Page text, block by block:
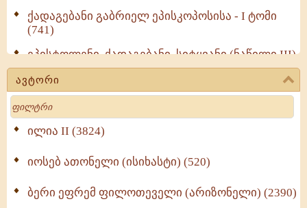
ქადაგებანი გაბრიელ ეპისკოპოსისა - I ტომი
(741)
ეპისტოლენი, ქადაგებანი, სიტყვანი (ნაწილი III)
(723)
მოძღვრის ძალზე სასარგებლო რჩევები
მრევლისათვის (545)
Wisdomge (514)
ქადაგებანი გაბრიელ ეპისკოპოსისა - II ტომი
სულიერი ცხოვრების სახელმძღვანელო -
ავტორი
Search
ილია II (3824)
იოსებ ათონელი (ისიხასტი) (520)
ბერი ეფრემ ფილოთეველი (არიზონელი) (2390)